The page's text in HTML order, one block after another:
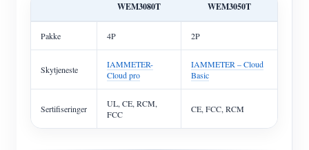
WEM3080T WEM3050T
Pakke 4P 2P
Skytjeneste
IAMMETER-
Cloud pro
IAMMETER – Cloud
Basic
Sertifiseringer
UL, CE, RCM,
FCC
CE, FCC, RCM